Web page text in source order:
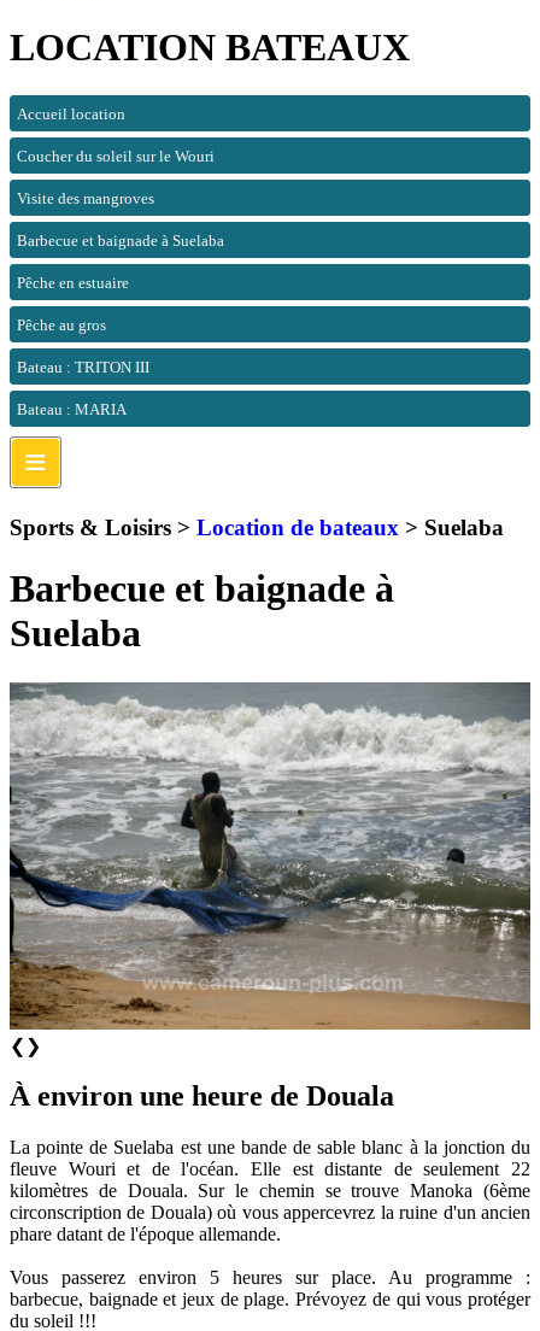
LOCATION BATEAUX
Accueil location
Coucher du soleil sur le Wouri
Visite des mangroves
Barbecue et baignade à Suelaba
Pêche en estuaire
Pêche au gros
Bateau : TRITON III
Bateau : MARIA
≡
Sports & Loisirs > Location de bateaux > Suelaba
Barbecue et baignade à
Suelaba
❮ ❯
À environ une heure de Douala
La pointe de Suelaba est une bande de sable blanc à la jonction du
fleuve Wouri et de l'océan. Elle est distante de seulement 22
kilomètres de Douala. Sur le chemin se trouve Manoka (6ème
circonscription de Douala) où vous appercevrez la ruine d'un ancien
phare datant de l'époque allemande.
Vous passerez environ 5 heures sur place. Au programme :
barbecue, baignade et jeux de plage. Prévoyez de qui vous protéger
du soleil !!!